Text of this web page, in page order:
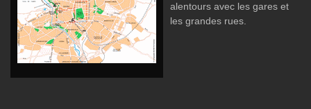
alentours avec les gares et
les grandes rues.